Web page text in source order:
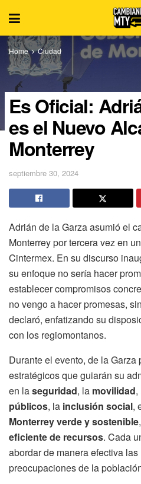
Home Ciudad
Es Oficial:
es el Nuevo
Monterrey
septiembre 30, 2024
Adrián de la Garza asumió el
Monterrey por tercera vez en
Cintermex. En su discurso
su enfoque no sería hacer
establecer compromisos
no vengo a hacer promesas,
declaró, enfatizando su
con los regiomontanos.
Durante el evento, de la Garza
estratégicos que guiarán su
en laseguridad, la movilidad,
públicos, la inclusión social,
Monterrey verde y sostenible
eficiente de recursos. Cada
abordar de manera efectiva
preocupaciones de la